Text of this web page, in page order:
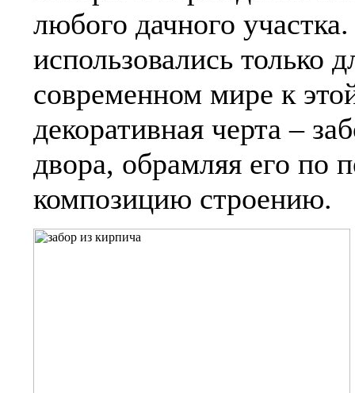
любого дачного
использовались только
современном мире к
декоративная черта –
двора, обрамляя его по
композицию строению.